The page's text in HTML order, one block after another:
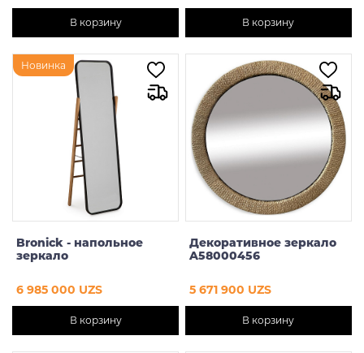
В корзину В корзину
Новинка
Bronick - напольное
зеркало
6 985 000 UZS
В корзину
Декоративное зеркало
A58000456
5 671 900 UZS
В корзину